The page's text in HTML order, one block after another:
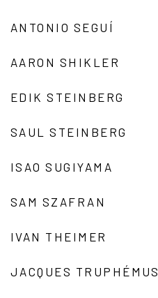
ANTONIO SEGUÍ
AARON SHIKLER
EDIK STEINBERG
SAUL STEINBERG
ISAO SUGIYAMA
SAM SZAFRAN
IVAN THEIMER
JACQUES TRUPHÉMUS